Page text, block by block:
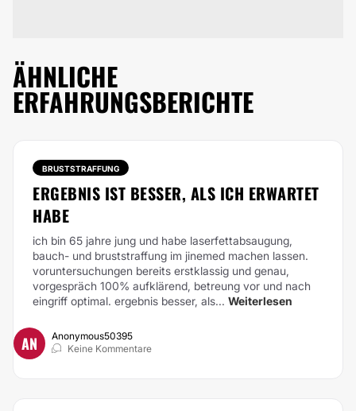
ÄHNLICHE
ERFAHRUNGSBERICHTE
BRUSTSTRAFFUNG
ERGEBNIS IST BESSER, ALS ICH ERWARTET
HABE
ich bin 65 jahre jung und habe laserfettabsaugung,
bauch- und bruststraffung im jinemed machen lassen.
voruntersuchungen bereits erstklassig und genau,
vorgespräch 100% aufklärend, betreung vor und nach
eingriff optimal. ergebnis besser, als... Weiterlesen
AN
Anonymous50395
Keine Kommentare